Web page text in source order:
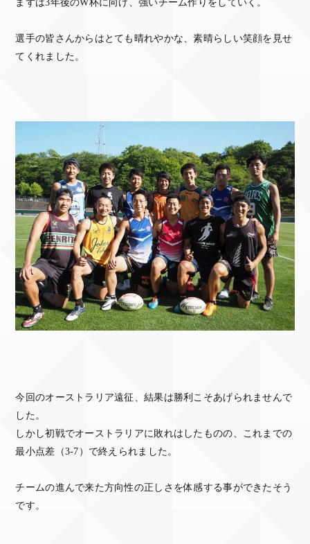
まずは3年後のW杯に向け、強いチーム作りをしていく。
選手の皆さんからはとても晴れやかな、素晴らしい笑顔を見せ
てくれました。
今回のオーストラリア遠征、結果は勝利こそあげられませんで
した。
しかし初戦でオーストラリアに敗れはしたものの、これまでの
最小点差（3-7）で終えられました。
チームの進んで来た方向性の正しさを体感する事ができたそう
です。